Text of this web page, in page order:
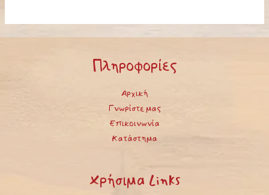
Πληροφορίες
Αρχική
Γνωρίστε μας
Επικοινωνία
Κατάστημα
Χρήσιμα Links